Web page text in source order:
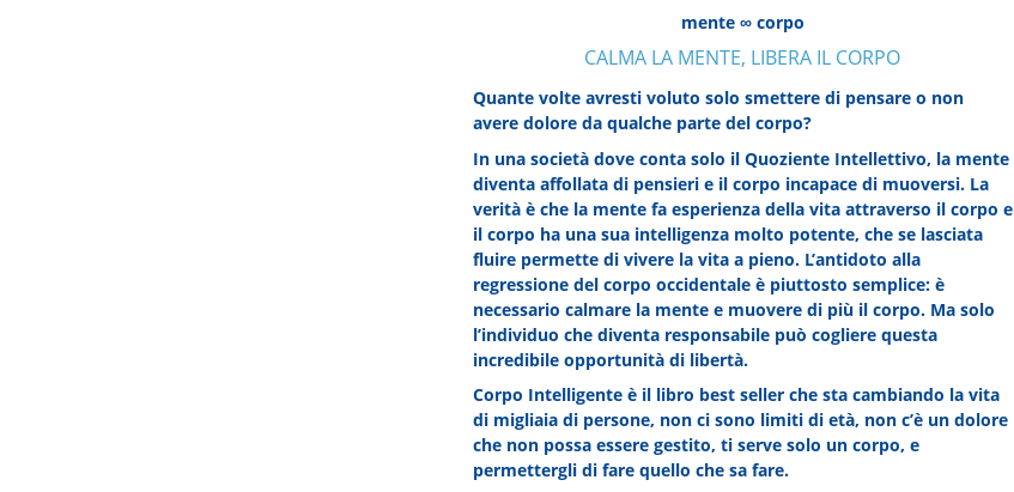
mente ∞ corpo
CALMA LA MENTE, LIBERA IL CORPO
Quante volte avresti voluto solo smettere di pensare o non
avere dolore da qualche parte del corpo?
In una società dove conta solo il Quoziente Intellettivo, la mente
diventa affollata di pensieri e il corpo incapace di muoversi. La
verità è che la mente fa esperienza della vita attraverso il corpo e
il corpo ha una sua intelligenza molto potente, che se lasciata
fluire permette di vivere la vita a pieno. L’antidoto alla
regressione del corpo occidentale è piuttosto semplice: è
necessario calmare la mente e muovere di più il corpo. Ma solo
l’individuo che diventa responsabile può cogliere questa
incredibile opportunità di libertà.
Corpo Intelligente è il libro best seller che sta cambiando la vita
di migliaia di persone, non ci sono limiti di età, non c’è un dolore
che non possa essere gestito, ti serve solo un corpo, e
permettergli di fare quello che sa fare.